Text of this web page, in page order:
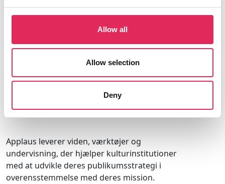
Allow all
Allow selection
Deny
Applaus leverer viden, værktøjer og
undervisning, der hjælper kulturinstitutioner
med at udvikle deres publikumsstrategi i
overensstemmelse med deres mission.